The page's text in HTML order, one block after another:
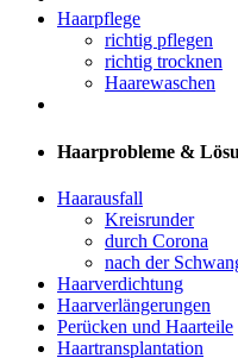
Haarpflege
richtig pflegen
richtig trocknen
Haarewaschen
Haarprobleme &
Haarausfall
Kreisrunder
durch Corona
nach der
Haarverdichtung
Haarverlängerungen
Perücken und Haarteile
Haartransplantation